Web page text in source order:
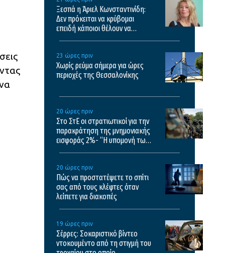
Ξεσπά η Άριελ Κωνσταντινίδη:
Δεν πρόκειται να κρύβομαι
επειδή κάποιοι θέλουν να
23 ώρες πριν
Χωρίς ρεύμα σήμερα για ώρες
περιοχές της Θεσσαλονίκης
20 ώρες πριν
Στο ΣτΕ οι στρατιωτικοί για την
παρακράτηση της μνημονιακής
εισφοράς 2%- “Η υπομονή των
20 ώρες πριν
Πώς να προστατέψετε το σπίτι
σας από τους κλέφτες όταν
λείπετε για διακοπές
19 ώρες πριν
Σέρρες: Σοκαριστικό βίντεο
ντοκουμέντο από τη στιγμή του